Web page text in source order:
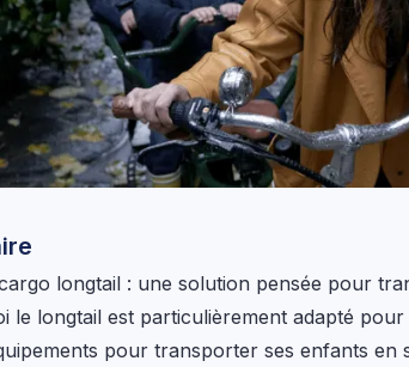
longtail : une solution pensée pour
le longtail est particulièrement adapté
pour transporter ses enfants en